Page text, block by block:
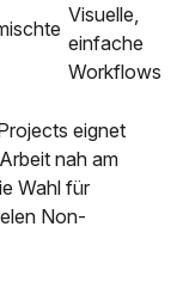
Visuelle,
einfache
Workflows
eignet
nah am
Wahl für
Non-